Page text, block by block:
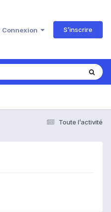
S’inscrire
Toute l’activité